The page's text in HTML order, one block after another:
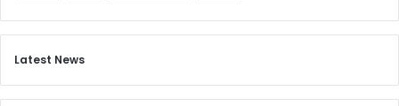
Latest News